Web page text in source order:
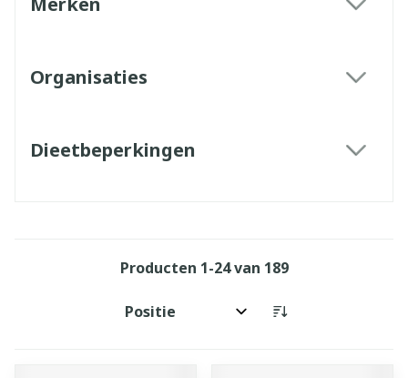
Organisaties
Dieetbeperkingen
Producten 1-24van 189
Sorteer op: